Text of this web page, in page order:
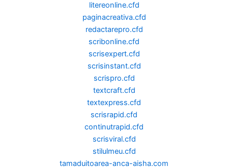
litereonline.cfd
paginacreativa.cfd
redactarepro.cfd
scribonline.cfd
scrisexpert.cfd
scrisinstant.cfd
scrispro.cfd
textcraft.cfd
textexpress.cfd
scrisrapid.cfd
continutrapid.cfd
scrisviral.cfd
stilulmeu.cfd
tamaduitoarea-anca-aisha.com